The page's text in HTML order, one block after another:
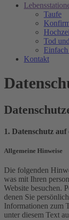
Taufe
Tod
Kontakt
1. Datenschutz
Allgemeine Hinweise
Die folgenden
was mit Ihren
Website besuchen.
denen Sie
Informationen zum
unter diesem Text